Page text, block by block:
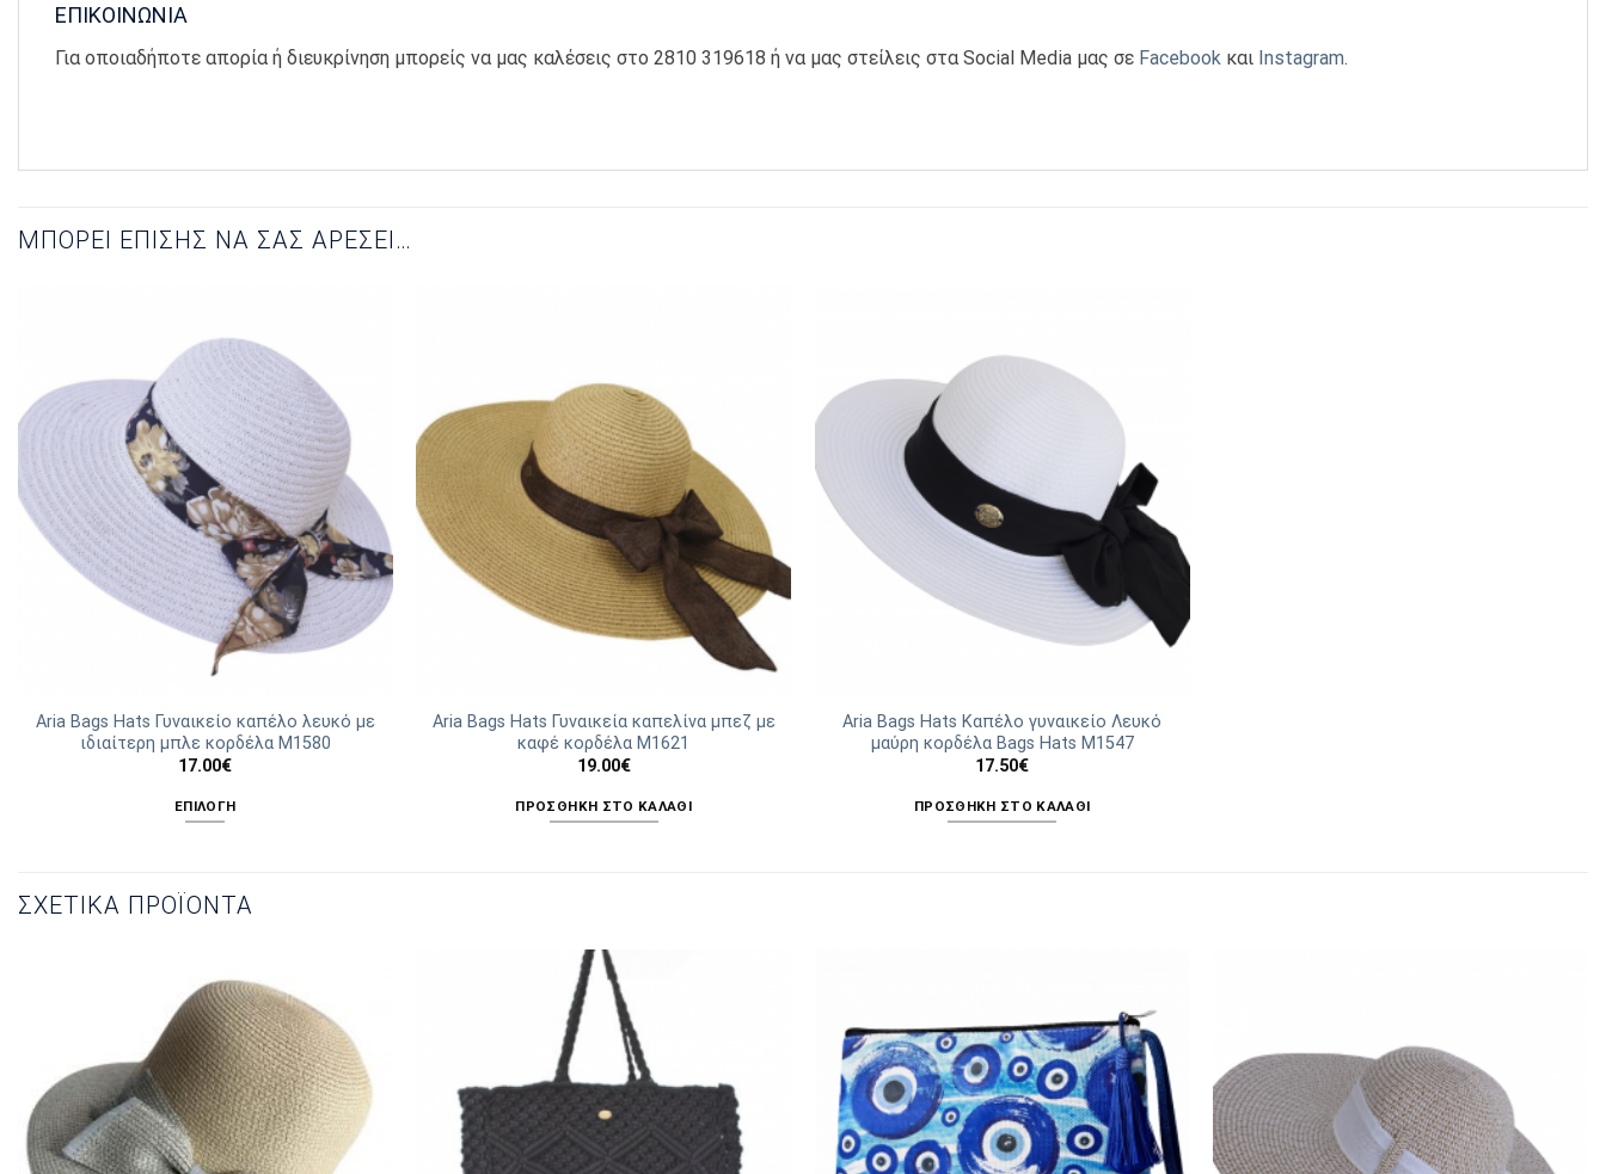
ΕΠΙΚΟΙΝΩΝΙΑ
Για οποιαδήποτε απορία ή διευκρίνηση μπορείς να μας καλέσεις στο 2810 319618 ή να μας στείλεις στα Social Media μας σε Facebook και Instagram.
ΜΠΟΡΕΊ ΕΠΊΣΗΣ ΝΑ ΣΑΣ ΑΡΈΣΕΙ…
Aria Bags Hats Γυναικείο καπέλο λευκό με
ιδιαίτερη μπλε κορδέλα Μ1580
17.00€
ΕΠΙΛΟΓΉ
προϊόν
έχει
Οι
επιλογές
μπορούν
να
επιλεγούν
στη
σελίδα
Aria Bags Hats Γυναικεία καπελίνα μπεζ με
καφέ κορδέλα Μ1621
19.00€
ΠΡΟΣΘΉΚΗ ΣΤΟ ΚΑΛΆΘΙ
Aria Bags Hats Καπέλο γυναικείο Λευκό
μαύρη κορδέλα Bags Hats Μ1547
17.50€
ΠΡΟΣΘΉΚΗ ΣΤΟ ΚΑΛΆΘΙ
ΣΧΕΤΙΚΆ ΠΡΟΪΌΝΤΑ